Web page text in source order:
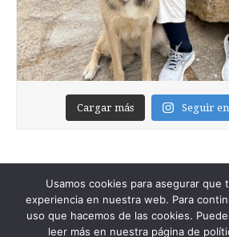
Cargar más Seguir
Usamos cookies para asegurar que
experiencia en nuestra web. Para
uso que hacemos de las cookies.
leer más en nuestra página de